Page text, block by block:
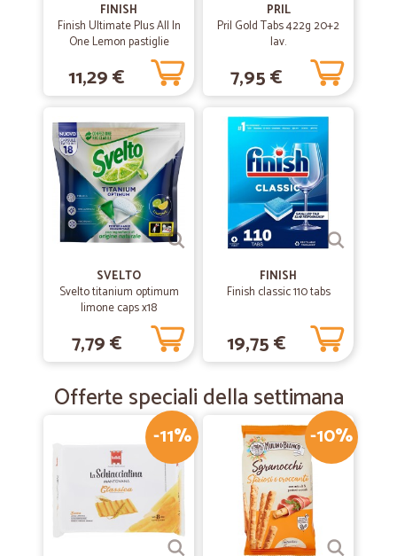
FINISH
Finish Ultimate Plus All In
One Lemon pastiglie
lavastoviglie 22 lavaggi
268,4 g
11,29 €
PRIL
Pril Gold Tabs 422g 20+2
lav.
7,95 €
SVELTO
Svelto titanium optimum
limone caps x18
7,79 €
FINISH
Finish classic 110 tabs
19,75 €
Offerte speciali della settimana
-11% -10%